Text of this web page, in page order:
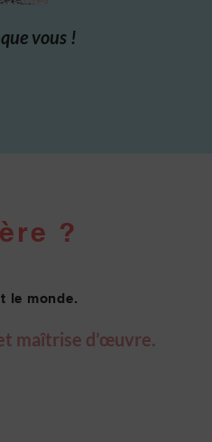
vous !
?
le monde.
maîtrise d’œuvre.